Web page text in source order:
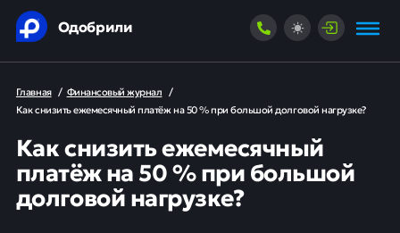
Одобрили
Главная / Финансовый журнал /
Как снизить ежемесячный платёж на 50 % при большой долговой нагрузке?
Как снизить ежемесячный
платёж на 50 % при большой
долговой нагрузке?